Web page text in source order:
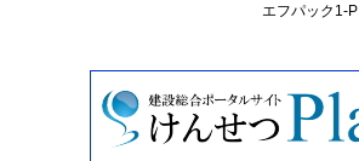
エフパック1-P